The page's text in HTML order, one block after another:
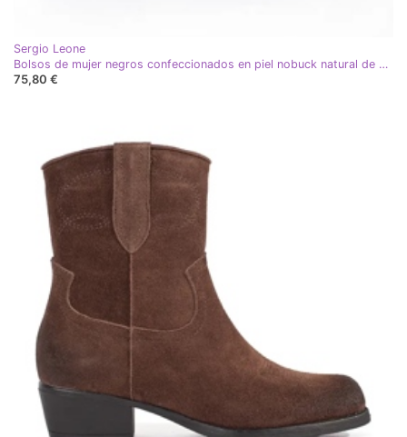
Sergio Leone
Bolsos de mujer negros confeccionados en piel nobuck natural de Sergio Leone
75,80 €